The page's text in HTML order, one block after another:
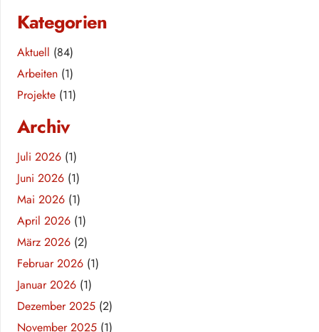
Kategorien
Aktuell (84)
Arbeiten (1)
Projekte (11)
Archiv
Juli 2026 (1)
Juni 2026 (1)
Mai 2026 (1)
April 2026 (1)
März 2026 (2)
Februar 2026 (1)
Januar 2026 (1)
Dezember 2025 (2)
November 2025 (1)